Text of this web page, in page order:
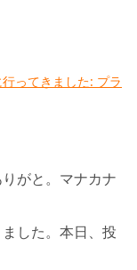
ってきました: プラ
がと。マナカナ
した。本日、投